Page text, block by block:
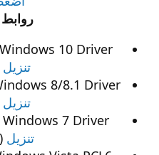
10 Driver –
تنزيل
8/8.1 Driver –
تنزيل
7 Driver –
تنزيل (239.10MB)